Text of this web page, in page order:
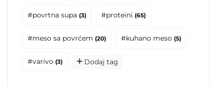
#povrtna supa (3) #proteini (65)
#meso sa povrćem (20) #kuhano meso (5)
#varivo (3) Dodaj tag